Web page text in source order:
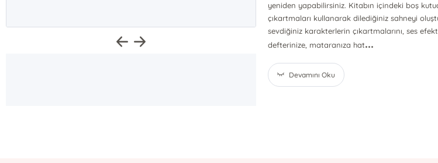
yeniden yapabilirsiniz. Kitabın içindeki boş
çıkartmaları kullanarak dilediğiniz sahneyi
sevdiğiniz karakterlerin çıkartmalarını, ses
defterinize, mataranıza hat...
Devamını Oku